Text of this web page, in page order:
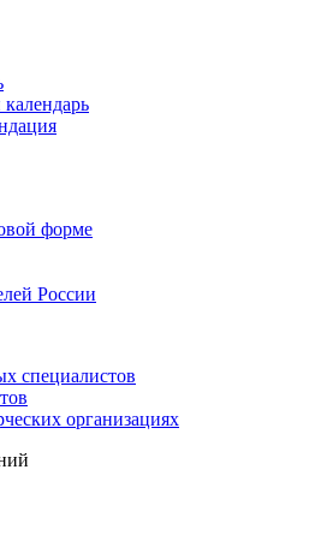
форме
России
специалистов
организациях